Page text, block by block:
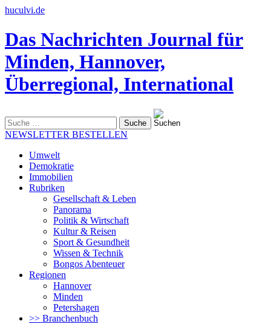
huculvi.de
Das Nachrichten Journal für
Minden, Hannover,
Überregional, International
nach:
NEWSLETTER BESTELLEN
Umwelt
Demokratie
Immobilien
Rubriken
Gesellschaft & Leben
Panorama
Politik & Wirtschaft
Kultur & Reisen
Sport & Gesundheit
Wissen & Technik
Bongos Abenteuer
Regionen
Hannover
Minden
Petershagen
>> Branchenbuch